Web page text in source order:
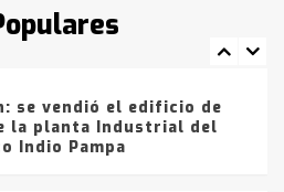
por
de drogas en la
se vendió el edificio de
la planta Industrial del
Indio Pampa